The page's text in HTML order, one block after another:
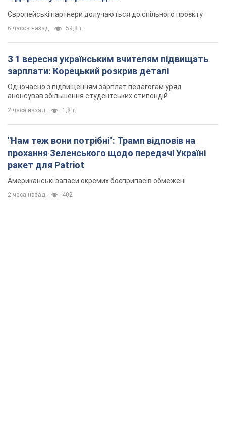
Європейські партнери долучаються до спільного проєкту
6 часов назад 59,8 т.
З 1 вересня українським вчителям підвищать
зарплати: Корецький розкрив деталі
Одночасно з підвищенням зарплат педагогам уряд
анонсував збільшення студентських стипендій
2 часа назад 1,8 т.
"Нам теж вони потрібні": Трамп відповів на
прохання Зеленського щодо передачі Україні
ракет для Patriot
Американські запаси окремих боєприпасів обмежені
2 часа назад 402